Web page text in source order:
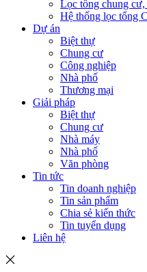
Lọc tổng chung cư,
Hệ thống lọc tổng
Dự án
Biệt thự
Chung cư
Công nghiệp
Nhà phố
Thương mại
Giải pháp
Biệt thự
Chung cư
Nhà máy
Nhà phố
Văn phòng
Tin tức
Tin doanh nghiệp
Tin sản phẩm
Chia sẻ kiến thức
Tin tuyển dụng
Liên hệ